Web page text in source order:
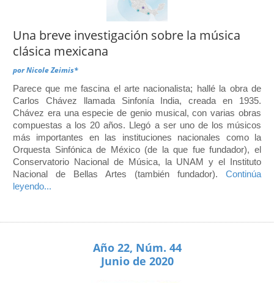
Una breve investigación sobre la música
clásica mexicana
porNicole Zeimis*
Parece que me fascina el arte nacionalista; hallé la obra de
Carlos Chávez llamada Sinfonía India, creada en 1935.
Chávez era una especie de genio musical, con varias obras
compuestas a los 20 años. Llegó a ser uno de los músicos
más importantes en las instituciones nacionales como la
Orquesta Sinfónica de México (de la que fue fundador), el
Conservatorio Nacional de Música, la UNAM y el Instituto
Nacional de Bellas Artes (también fundador). Continúa
leyendo...
Año 22, Núm. 44
Junio de 2020